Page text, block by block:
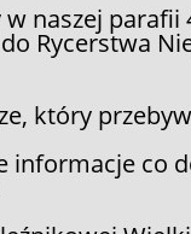
naszej
do Rycerstwa
który
informacje co